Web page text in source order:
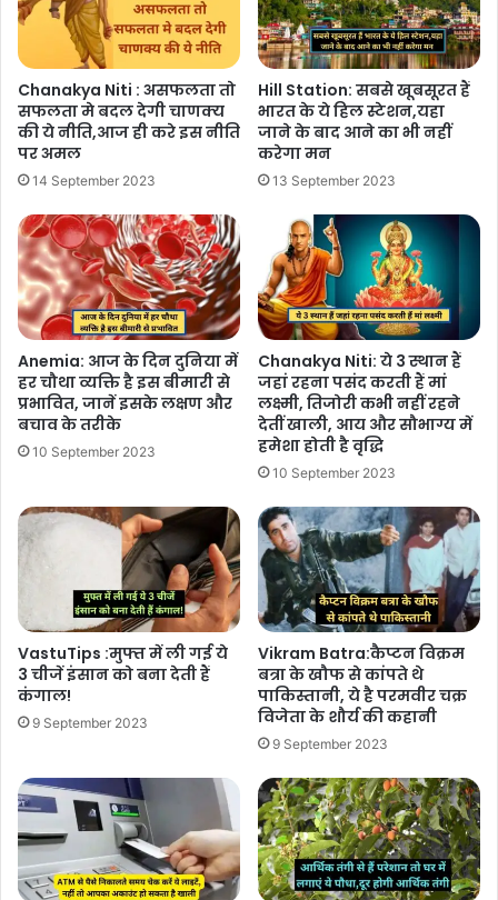
Chanakya Niti : असफलता तो
सफलता मे बदल देगी चाणक्य
की ये नीति,आज ही करे इस नीति
पर अमल
14 September 2023
Hill Station: सबसे खूबसूरत हैं
भारत के ये हिल स्टेशन,यहा
जाने के बाद आने का भी नहीं
करेगा मन
13 September 2023
Anemia: आज के दिन दुनिया में
हर चौथा व्यक्ति है इस बीमारी से
प्रभावित, जानें इसके लक्षण और
बचाव के तरीके
10 September 2023
Chanakya Niti: ये 3 स्थान हैं
जहां रहना पसंद करती हैं मां
लक्ष्मी, तिजोरी कभी नहीं रहने
देतीं खाली, आय और सौभाग्य में
हमेशा होती है वृद्धि
10 September 2023
VastuTips :मुफ्त में ली गई ये
3 चीजें इंसान को बना देती हैं
कंगाल!
9 September 2023
Vikram Batra:कैप्टन विक्रम
बत्रा के खौफ से कांपते थे
पाकिस्तानी, ये है परमवीर चक्र
विजेता के शौर्य की कहानी
9 September 2023